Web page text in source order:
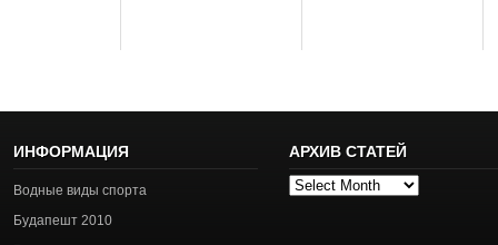
ИНФОРМАЦИЯ
Водные виды спорта
Будапешт 2010
АРХИВ СТАТЕЙ
Архив